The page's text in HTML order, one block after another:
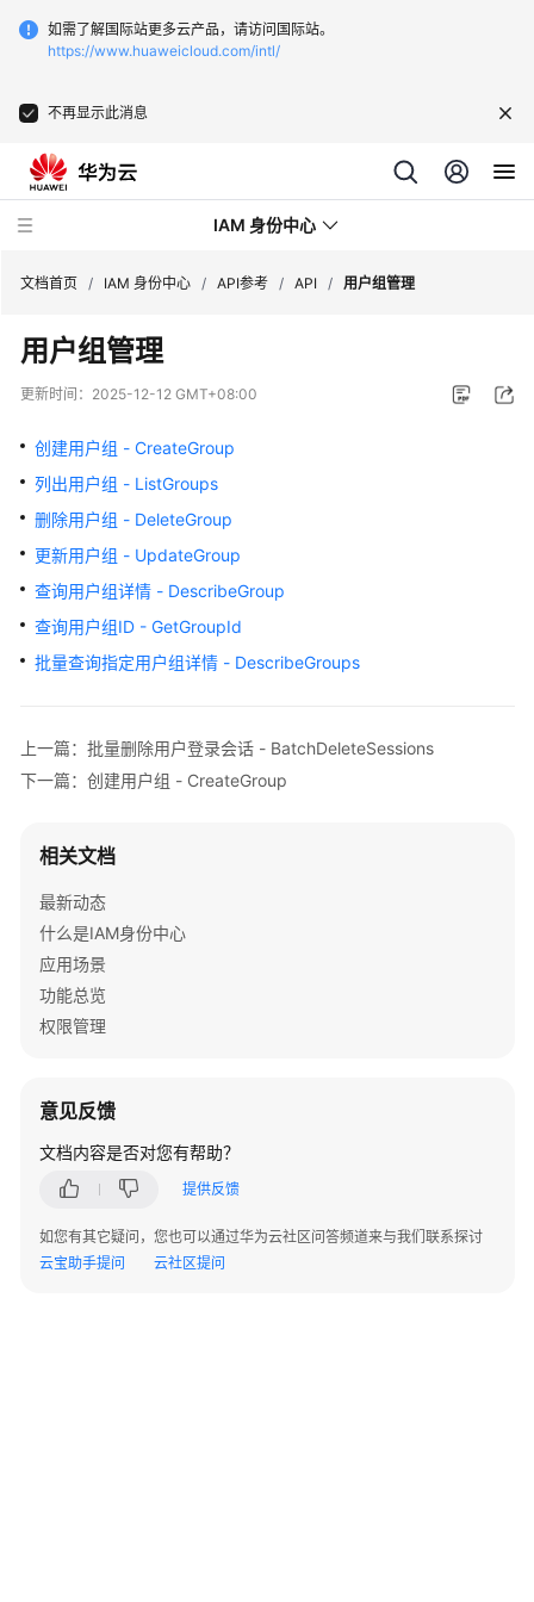
如需了解国际站更多云产品，请访问国际站。
https://www.huaweicloud.com/intl/
不再显示此消息
IAM 身份中心
最
新
态
产
品
介
绍
快
速
入
用
户
API
考
使
用
读
API
概
如
文档首页 / IAM 身份中心 / API参考 / API / 用户组管理
用户组管理
更新时间： 2025-12-12 GMT+08:00
创建用户组 - CreateGroup
列出用户组 - ListGroups
删除用户组 - DeleteGroup
更新用户组 - UpdateGroup
查询用户组详情 - DescribeGroup
查询用户组ID - GetGroupId
批量查询指定用户组详情 - DescribeGroups
上一篇：批量删除用户登录会话 - BatchDeleteSessions
下一篇：创建用户组 - CreateGroup
相关文档
最新动态
什么是IAM身份中心
应用场景
功能总览
权限管理
意见反馈
文档内容是否对您有帮助？
提供反馈
如您有其它疑问，您也可以通过华为云社区问答频道来与我们联系探讨
云宝助手提问
云社区提问